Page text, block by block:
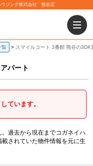
ウジング株式会社 熊谷店
覧 スマイルコート 3番館 熊谷の3DK
パート
ています。
過去から現在までコガネイハ
されていた物件情報を元に生